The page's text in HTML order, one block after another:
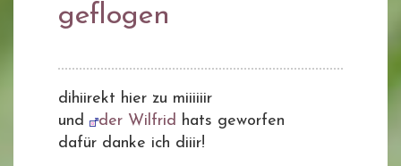
geflogen
dihiirekt hier zu miiiiiir
und
der Wilfrid hats geworfen
dafür danke ich diiir!